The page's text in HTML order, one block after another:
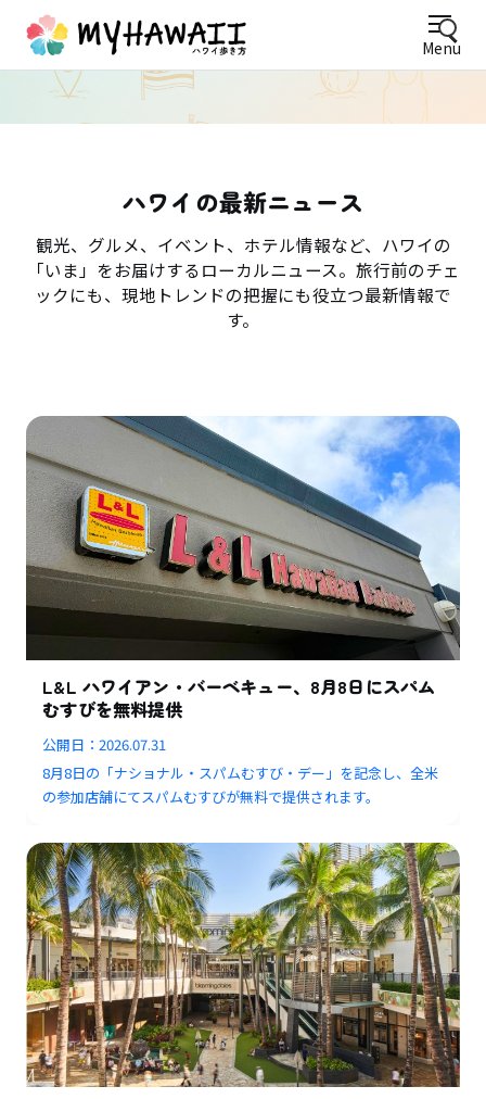
Menu
ハワイの最新ニュース
観光、グルメ、イベント、ホテル情報など、ハワイの
「いま」をお届けするローカルニュース。旅行前のチェ
ックにも、現地トレンドの把握にも役立つ最新情報で
す。
L&L ハワイアン・バーベキュー、8月8日にスパム
むすびを無料提供
公開日：2026.07.31
8月8日の「ナショナル・スパムむすび・デー」を記念し、全米
の参加店舗にてスパムむすびが無料で提供されます。